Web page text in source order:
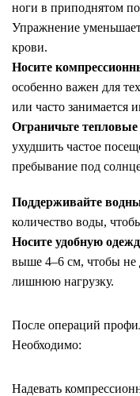
ноги в приподнятом
Упражнение
крови.
Носите
особенно важен для
или часто занимается
Ограничьте
ухудшить частое
пребывание под
Поддерживайте
количество воды,
Носите удобную
выше 4–6 см, чтобы не
лишнюю нагрузку.
После операций
Необходимо:
Надевать